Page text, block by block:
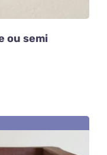
ou semi